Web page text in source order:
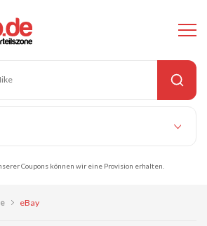
Coupons können wir eine Provision erhalten.
eBay